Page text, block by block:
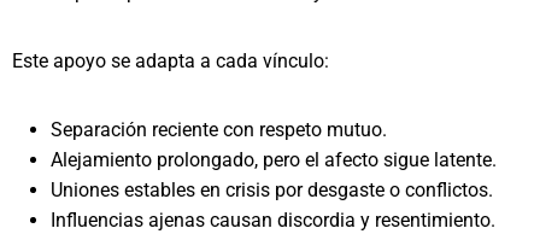
Este apoyo se adapta a cada vínculo:
Separación reciente con respeto mutuo.
Alejamiento prolongado, pero el afecto sigue latente.
Uniones estables en crisis por desgaste o conflictos.
Influencias ajenas causan discordia y resentimiento.